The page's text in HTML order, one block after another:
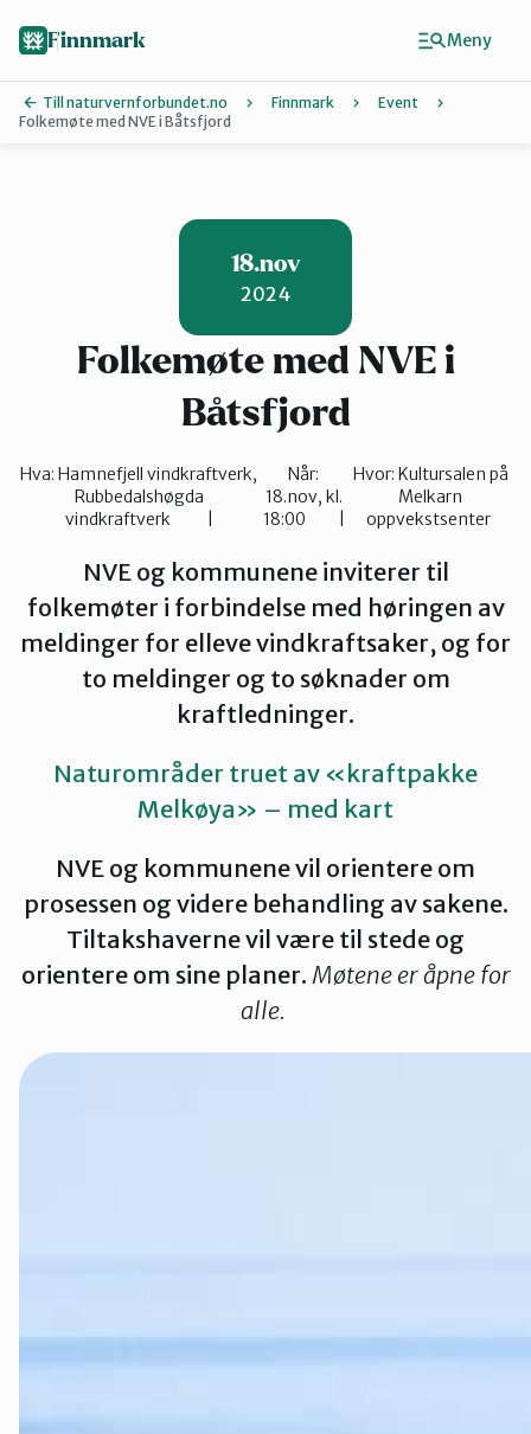
Stilla og
Tana og
Finnmark
Till naturvernforbundet.no Finnmark
Event
Folkemøte med NVE i Båtsfjord
18.nov
2024
Folkemøte med NVE i
Båtsfjord
Hva: Hamnefjell vindkraftverk,
Rubbedalshøgda
vindkraftverk
Når:
18.nov, kl.
18:00
Hvor: Kultursalen på
Melkarn
oppvekstsenter
NVE og kommunene inviterer til
folkemøter i forbindelse med høringen av
meldinger for elleve vindkraftsaker, og for
to meldinger og to søknader om
kraftledninger.
Naturområder truet av «kraftpakke
Melkøya» – med kart
NVE og kommunene vil orientere om
prosessen og videre behandling av sakene.
Tiltakshaverne vil være til stede og
orientere om sine planer. Møtene er åpne for
alle.